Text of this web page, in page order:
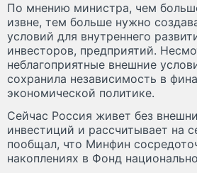
По мнению министра, чем
извне, тем больше нужно
условий для внутреннего
инвесторов, предприятий.
неблагоприятные внешние
сохранила независимость в
экономической политике.
Сейчас Россия живет без
инвестиций и рассчитывает на
пообщал, что Минфин
накоплениях в Фонд